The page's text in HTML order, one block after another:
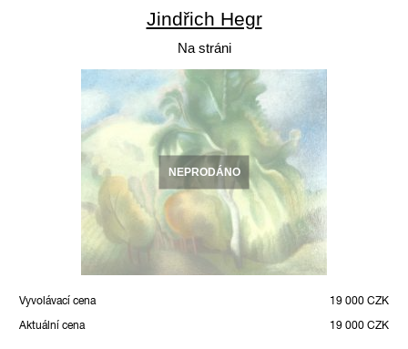
Jindřich Hegr
Na stráni
NEPRODÁNO
Vyvolávací cena
19 000 CZK
Aktuální cena
19 000 CZK